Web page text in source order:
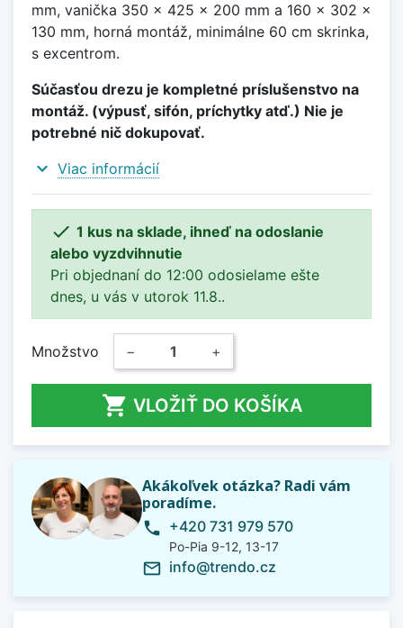
mm, vanička 350 x 425 x 200 mm a 160 x 302 x
130 mm, horná montáž, minimálne 60 cm skrinka,
s excentrom.
Súčasťou drezu je kompletné príslušenstvo na
montáž. (výpusť, sifón, príchytky atď.) Nie je
potrebné nič dokupovať.
expand_more Viac informácií
 1 kus na sklade, ihneď na odoslanie
alebo vyzdvihnutie
Pri objednaní do 12:00 odosielame ešte
dnes, u vás v utorok 11.8..
Množstvo − +
 VLOŽIŤ DO KOŠÍKA
Akákoľvek otázka? Radi vám
poradíme.
phone +420 731 979 570
Po-Pia 9-12, 13-17
mail_outline info@trendo.cz